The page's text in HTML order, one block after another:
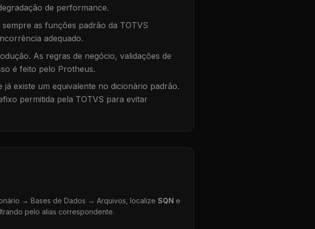
de performance.
as funções padrão da TOTVS
adequado.
As regras de negócio, validações de
é feito pelo Protheus.
existe um equivalente no dicionário padrão.
permitida pela TOTVS para evitar
→ Bases de Dados → Arquivos, localize SQN e
pelo alias correspondente.